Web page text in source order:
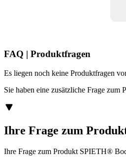
FAQ | Produktfragen
Es liegen noch keine Produktfragen
Sie haben eine zusätzliche Frage zum
Ihre Frage zum
Ihre Frage zum Produkt SPIETH®